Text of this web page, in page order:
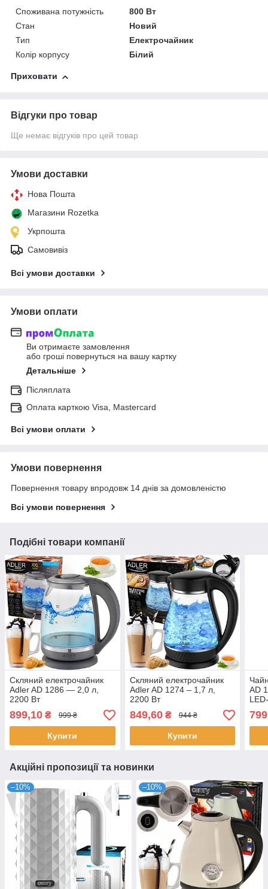
Споживана потужність
800 Вт
Стан
Новий
Тип
Електрочайник
Колір корпусу
Білий
Приховати
Відгуки про товар
Ще немає відгуків про цей товар
Умови доставки
Нова Пошта
Магазини Rozetka
Укрпошта
Самовивіз
Всі умови доставки
Умови оплати
Ви отримаєте замовлення
або гроші повернуться на вашу картку
Детальніше
Післяплата
Оплата карткою Visa, Mastercard
Всі умови оплати
Умови повернення
Повернення товару впродовж 14 днів за домовленістю
Всі умови повернення
Подібні товари компанії
Скляний електрочайник
Adler AD 1286 — 2,0 л,
2200 Вт
899,10 ₴ 999 ₴
Купити
Скляний електрочайник
Adler AD 1274 – 1,7 л,
2200 Вт
849,60₴ 944 ₴
Купити
AD
Акційні пропозиції та новинки
–10% –10%